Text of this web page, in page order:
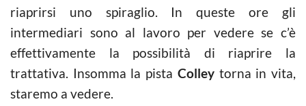
riaprirsi uno spiraglio. In queste ore gli
intermediari sono al lavoro per vedere se c’è
effettivamente la possibilità di riaprire la
trattativa. Insomma la pista Colleytorna in vita,
staremo a vedere.